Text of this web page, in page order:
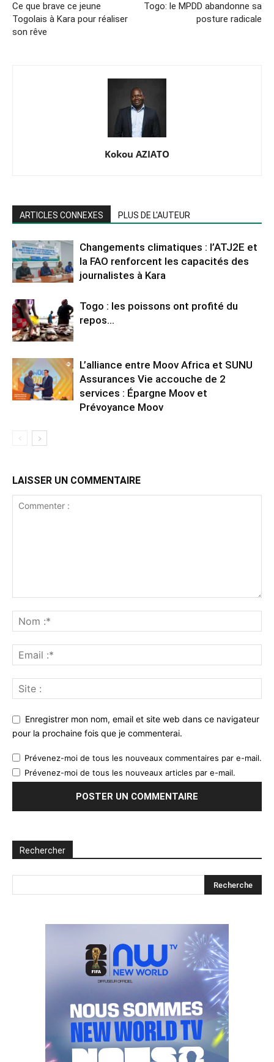
Ce que brave ce jeune
Togolais à Kara pour réaliser
son rêve
Togo: le MPDD abandonne sa
posture radicale
Kokou AZIATO
ARTICLES CONNEXES PLUS DE L'AUTEUR
Changements climatiques : l’ATJ2E et
la FAO renforcent les capacités des
journalistes à Kara
Togo : les poissons ont profité du
repos…
L’alliance entre Moov Africa et SUNU
Assurances Vie accouche de 2
services : Épargne Moov et
Prévoyance Moov
LAISSER UN COMMENTAIRE
Enregistrer mon nom, email et site web dans ce navigateur
pour la prochaine fois que je commenterai.
Prévenez-moi de tous les nouveaux commentaires par e-mail.
Prévenez-moi de tous les nouveaux articles par e-mail.
Rechercher